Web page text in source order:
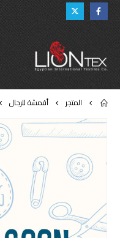
المتجر أقمشة للرجال